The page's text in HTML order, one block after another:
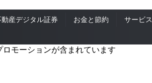
産デジタル証券 お金と節約 サービス
ロモーションが含まれています